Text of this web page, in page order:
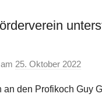
25. Oktober 2022
n
an den Profikoch Guy